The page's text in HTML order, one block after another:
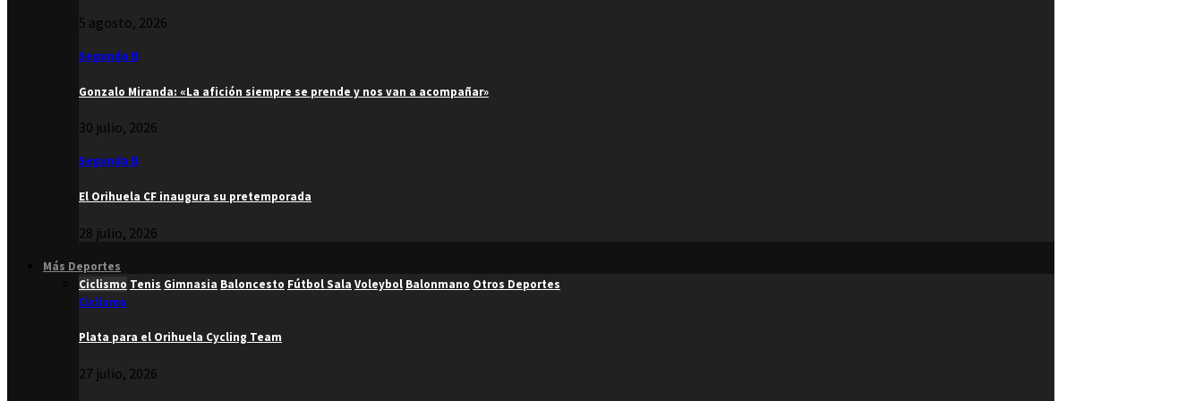
5 agosto, 2026
Segunda B
Gonzalo Miranda: «La afición siempre se prende y nos van a acompañar»
30 julio, 2026
Segunda B
El Orihuela CF inaugura su pretemporada
28 julio, 2026
Más Deportes
Ciclismo Tenis Gimnasia Baloncesto Fútbol Sala Voleybol Balonmano Otros Deportes
Ciclismo
Plata para el Orihuela Cycling Team
27 julio, 2026